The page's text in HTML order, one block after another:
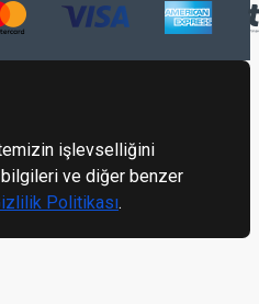
işlevselliğini
ve diğer benzer
Politikası.